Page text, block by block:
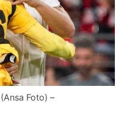
Foto) –